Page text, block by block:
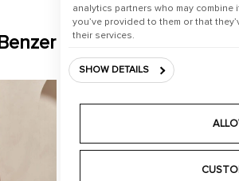
analytics partners who may
you’ve provided to them or that
their services.
SHOW DETAILS
Benzer Ürünler